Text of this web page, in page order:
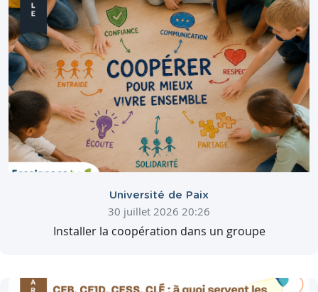
Université de Paix
30 juillet 2026 20:26
Installer la coopération dans un groupe